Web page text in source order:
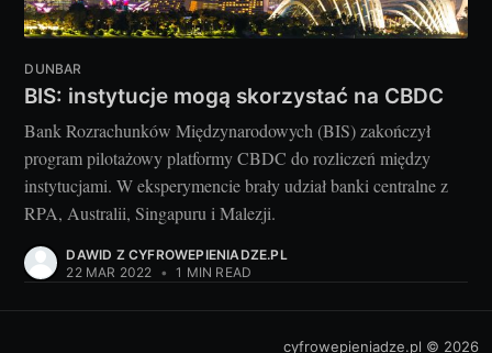
DUNBAR
BIS: instytucje mogą skorzystać na CBDC
Bank Rozrachunków Międzynarodowych (BIS) zakończył
program pilotażowy platformy CBDC do rozliczeń między
instytucjami. W eksperymencie brały udział banki centralne z
RPA, Australii, Singapuru i Malezji.
DAWID Z CYFROWEPIENIADZE.PL
22 MAR 2022 • 1 MIN READ
cyfrowepieniadze.pl © 2026